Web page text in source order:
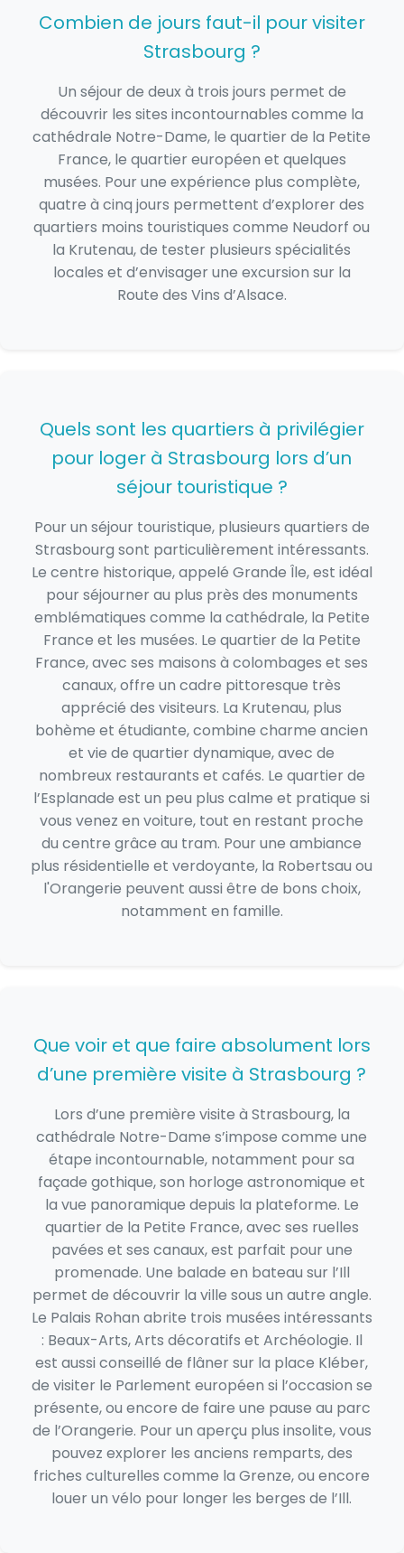
Combien de jours faut-il pour visiter
Strasbourg ?
Un séjour de deux à trois jours permet de
découvrir les sites incontournables comme la
cathédrale Notre-Dame, le quartier de la Petite
France, le quartier européen et quelques
musées. Pour une expérience plus complète,
quatre à cinq jours permettent d’explorer des
quartiers moins touristiques comme Neudorf ou
la Krutenau, de tester plusieurs spécialités
locales et d’envisager une excursion sur la
Route des Vins d’Alsace.
Quels sont les quartiers à privilégier
pour loger à Strasbourg lors d’un
séjour touristique ?
Pour un séjour touristique, plusieurs quartiers de
Strasbourg sont particulièrement intéressants.
Le centre historique, appelé Grande Île, est idéal
pour séjourner au plus près des monuments
emblématiques comme la cathédrale, la Petite
France et les musées. Le quartier de la Petite
France, avec ses maisons à colombages et ses
canaux, offre un cadre pittoresque très
apprécié des visiteurs. La Krutenau, plus
bohème et étudiante, combine charme ancien
et vie de quartier dynamique, avec de
nombreux restaurants et cafés. Le quartier de
l’Esplanade est un peu plus calme et pratique si
vous venez en voiture, tout en restant proche
du centre grâce au tram. Pour une ambiance
plus résidentielle et verdoyante, la Robertsau ou
l'Orangerie peuvent aussi être de bons choix,
notamment en famille.
Que voir et que faire absolument lors
d’une première visite à Strasbourg ?
Lors d’une première visite à Strasbourg, la
cathédrale Notre-Dame s’impose comme une
étape incontournable, notamment pour sa
façade gothique, son horloge astronomique et
la vue panoramique depuis la plateforme. Le
quartier de la Petite France, avec ses ruelles
pavées et ses canaux, est parfait pour une
promenade. Une balade en bateau sur l’Ill
permet de découvrir la ville sous un autre angle.
Le Palais Rohan abrite trois musées intéressants
: Beaux-Arts, Arts décoratifs et Archéologie. Il
est aussi conseillé de flâner sur la place Kléber,
de visiter le Parlement européen si l’occasion se
présente, ou encore de faire une pause au parc
de l’Orangerie. Pour un aperçu plus insolite, vous
pouvez explorer les anciens remparts, des
friches culturelles comme la Grenze, ou encore
louer un vélo pour longer les berges de l’Ill.